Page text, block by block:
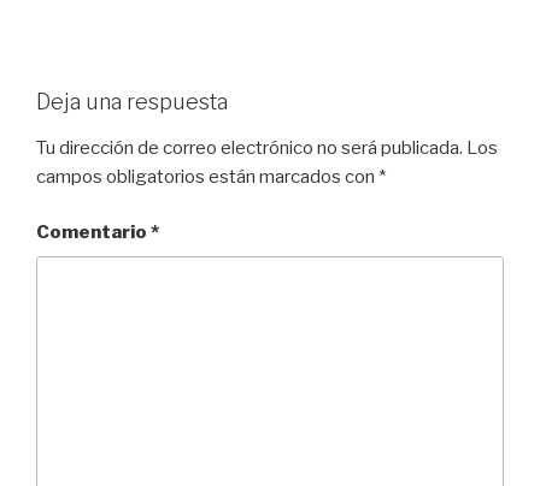
Deja una respuesta
Tu dirección de correo electrónico no será publicada. Los
campos obligatorios están marcados con *
Comentario *